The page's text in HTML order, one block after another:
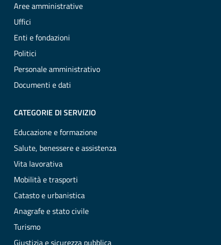
Aree amministrative
Uffici
Enti e fondazioni
Politici
Personale amministrativo
Documenti e dati
CATEGORIE DI SERVIZIO
Educazione e formazione
Salute, benessere e assistenza
Vita lavorativa
Mobilità e trasporti
Catasto e urbanistica
Anagrafe e stato civile
Turismo